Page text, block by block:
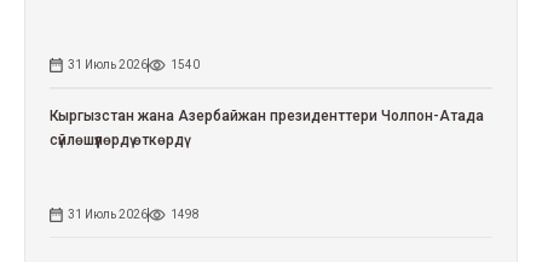
31 Июль 2026 1540
Кыргызстан жана Азербайжан президенттери Чолпон-Атада
сүйлөшүүлөрдү өткөрдү
31 Июль 2026 1498